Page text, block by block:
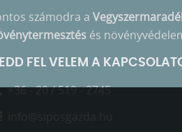
számodra a
és
FEL VELEM A
+36 - 20 / 519 - 2745